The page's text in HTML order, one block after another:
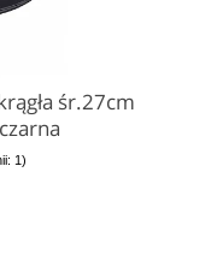
śr.27cm
1)